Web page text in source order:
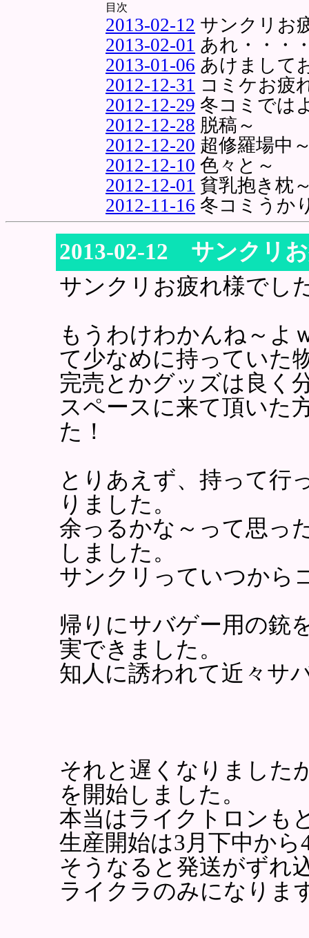
目次
2013-02-12 サンクリお
2013-02-01 あれ・・・
2013-01-06 あけまして
2012-12-31 コミケお疲
2012-12-29 冬コミでは
2012-12-28 脱稿～
2012-12-20 超修羅場中
2012-12-10 色々と～
2012-12-01 貧乳抱き枕
2012-11-16 冬コミうか
2013-02-12 サンクリ
サンクリお疲れ様でし
もうわけわかんね～よ
て少なめに持っていた
完売とかグッズは良く
スペースに来て頂いた
た！
とりあえず、持って行
りました。
余っるかな～って思っ
しました。
サンクリっていつから
帰りにサバゲー用の
実できました。
知人に誘われて近々サ
それと遅くなりました
を開始しました。
本当はライクトロンも
生産開始は3月下中か
そうなると発送がずれ
ライクラのみになりま